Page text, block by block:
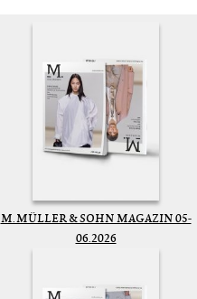
M. MÜLLER & SOHN MAGAZIN 05-
06.2026